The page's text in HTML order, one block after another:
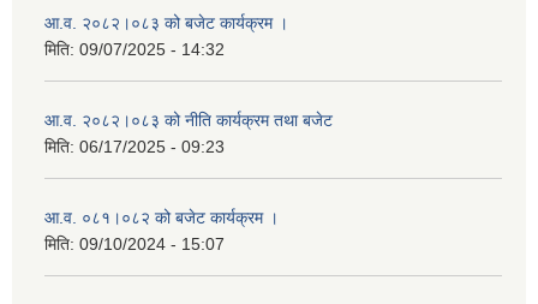
आ.व. २०८२।०८३ को बजेट कार्यक्रम ।
मिति: 09/07/2025 - 14:32
आ.व. २०८२।०८३ को नीति कार्यक्रम तथा बजेट
मिति: 06/17/2025 - 09:23
आ.व. ०८१।०८२ को बजेट कार्यक्रम ।
मिति: 09/10/2024 - 15:07